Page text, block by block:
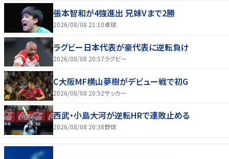
張本智和が4強進出 兄妹Vまで2勝
2026/08/08 21:10卓球
ラグビー日本代表が豪代表に逆転負け
2026/08/08 20:57ラグビー
C大阪MF横山夢樹がデビュー戦で初G
2026/08/08 20:52サッカー
西武・小島大河が逆転HRで連敗止める
2026/08/08 20:38野球